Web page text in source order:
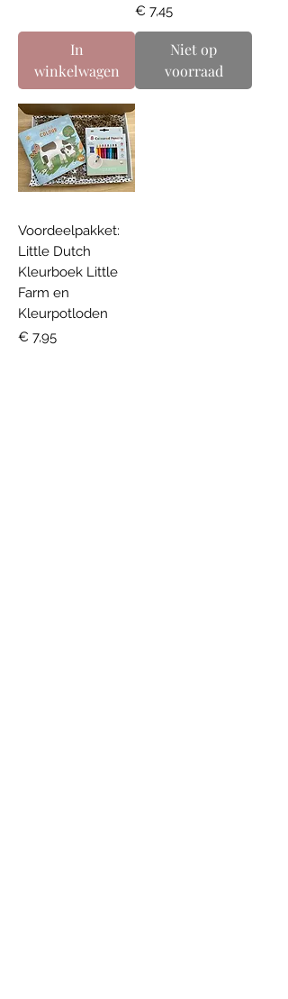
In
winkelwagen
Prijs
€ 7,45
Niet op
voorraad
Voordeelpakket:
Little Dutch
Kleurboek Little
Farm en
Kleurpotloden
Prijs
€ 7,95